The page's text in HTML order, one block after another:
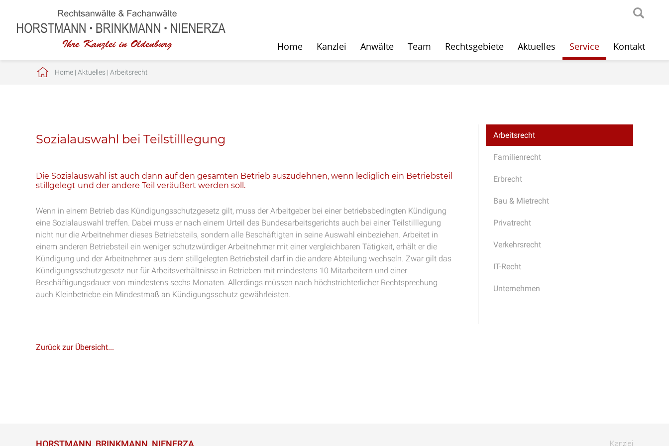
Home Kanzlei Anwälte Team Rechtsgebiete Aktuelles Service Kontakt
Home| Aktuelles| Arbeitsrecht
Arbeitsrecht
Familienrecht
Erbrecht
Bau & Mietrecht
Privatrecht
Verkehrsrecht
IT-Recht
Unternehmen
Sozialauswahl bei Teilstilllegung
Die Sozialauswahl ist auch dann auf den gesamten Betrieb auszudehnen, wenn lediglich ein Betriebsteil
stillgelegt und der andere Teil veräußert werden soll.
Wenn in einem Betrieb das Kündigungsschutzgesetz gilt, muss der Arbeitgeber bei einer betriebsbedingten Kündigung
eine Sozialauswahl treffen. Dabei muss er nach einem Urteil des Bundesarbeitsgerichts auch bei einer Teilstilllegung
nicht nur die Arbeitnehmer dieses Betriebsteils, sondern alle Beschäftigten in seine Auswahl einbeziehen. Arbeitet in
einem anderen Betriebsteil ein weniger schutzwürdiger Arbeitnehmer mit einer vergleichbaren Tätigkeit, erhält er die
Kündigung und der Arbeitnehmer aus dem stillgelegten Betriebsteil darf in die andere Abteilung wechseln. Zwar gilt das
Kündigungsschutzgesetz nur für Arbeitsverhältnisse in Betrieben mit mindestens 10 Mitarbeitern und einer
Beschäftigungsdauer von mindestens sechs Monaten. Allerdings müssen nach höchstrichterlicher Rechtsprechung
auch Kleinbetriebe ein Mindestmaß an Kündigungsschutz gewährleisten.
Zurück zur Übersicht...
HORSTMANN, BRINKMANN, NIENERZA Kanzlei